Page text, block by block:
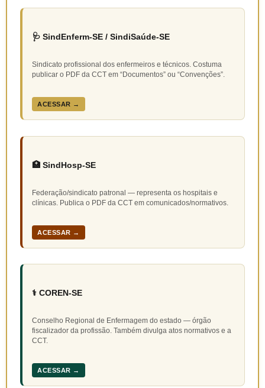
🩺 SindEnferm-SE / SindiSaúde-SE
Sindicato profissional dos enfermeiros e técnicos. Costuma
publicar o PDF da CCT em “Documentos” ou “Convenções”.
ACESSAR →
🏥 SindHosp-SE
Federação/sindicato patronal — representa os hospitais e
clínicas. Publica o PDF da CCT em comunicados/normativos.
ACESSAR →
⚕️ COREN-SE
Conselho Regional de Enfermagem do estado — órgão
fiscalizador da profissão. Também divulga atos normativos e a
CCT.
ACESSAR →